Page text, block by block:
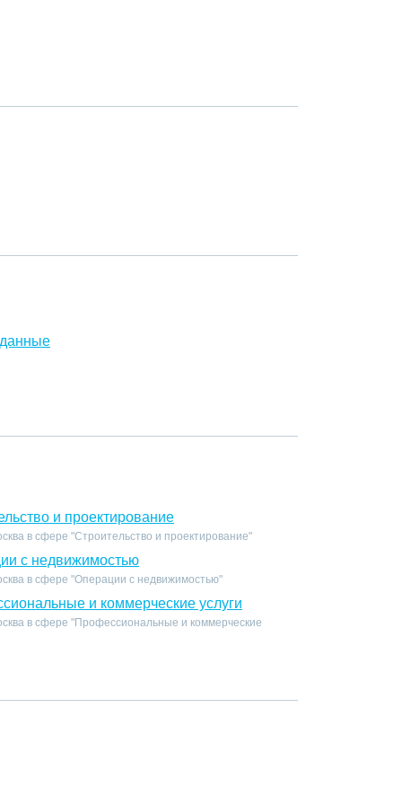
и проектирование
в сфере "Строительство и проектирование"
с недвижимостью
в сфере "Операции с недвижимостью"
и коммерческие услуги
в сфере "Профессиональные и коммерческие